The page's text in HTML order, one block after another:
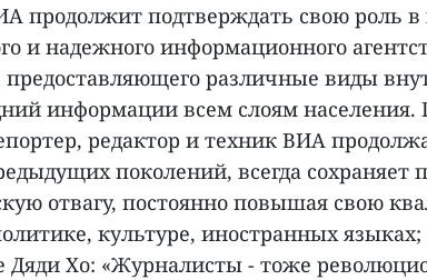
продолжит подтверждать свою роль в
и надежного информационного
предоставляющего различные виды
информации всем слоям
редактор и техник ВИА
поколений, всегда сохраняет
отвагу, постоянно повышая свою
культуре, иностранных
Дяди Хо: «Журналисты - тоже